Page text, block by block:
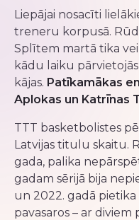
Liepājai nosacīti
treneru korpusā.
Splītem martā tika
kādu laiku
kājas. Patīkamākas
Aplokas un Katrīnas
TTT basketbolistes
Latvijas titulu skaitu.
gada, palika
gadam sērijā bija
un 2022. gadā
pavasaros – ar diviem